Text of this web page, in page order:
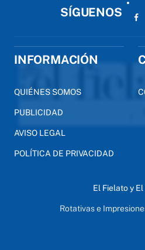
SÍGUENOS
INFORMACIÓN
QUIÉNES SOMOS
PUBLICIDAD
AVISO LEGAL
POLÍTICA DE PRIVACIDAD
El Fielato y
Rotativas e